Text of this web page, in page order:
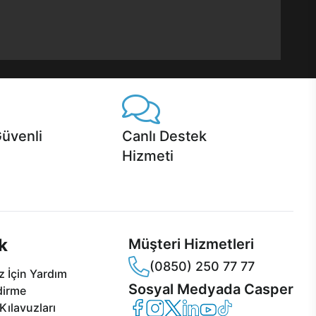
Canlı Destek
Hizmeti
İçin Yardım
Müşteri Hizmetleri
(0850) 250 77 77
Sosyal Medyada Casper
Casper Facebook
Casper Instagram
Casper Twitter
Casper LinkedIn
Casper YouTube
Casper TikTok